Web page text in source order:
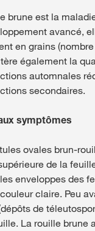
brune est la
avancé,
en grains
également la
automnales
secondaires.
symptômes
ovales brun-
de la
enveloppes des
claire. Peu
de
La rouille brune